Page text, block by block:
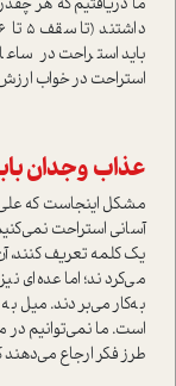
ما دریافتیم که هر
باید استراحت در
استراحت در خواب
عذاب وجدان
مشکل اینجاست که
آسانی استراحت
یک کلمه تعریف کنند،
می‌کردند؛ اما عده‌ای
به‌کار می‌بردند. میل
است. ما نمی‌توانیم در
طرز فکر ارجاع